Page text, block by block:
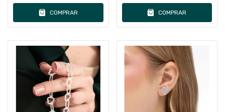
COMPRAR COMPRAR